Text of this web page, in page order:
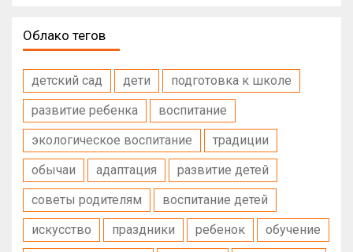
Облако тегов
детский сад дети
подготовка к школе
развитие ребенка
воспитание
экологическое воспитание
традиции
обычаи
адаптация
развитие детей
советы родителям
воспитание детей
искусство
праздники ребенок обучение